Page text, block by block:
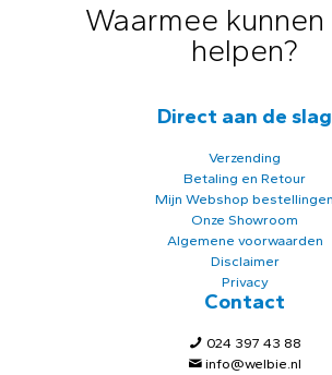
Waarmee
helpen?
Direct aan de slag
Verzending
Betaling en Retour
Mijn Webshop bestellingen
Onze Showroom
Algemene voorwaarden
Disclaimer
Privacy
Contact
024 397 43 88
info@welbie.nl